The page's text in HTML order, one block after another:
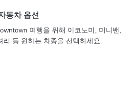
동차 옵션
여행을 위해 이코노미, 미니밴,
리 등 원하는 차종을 선택하세요